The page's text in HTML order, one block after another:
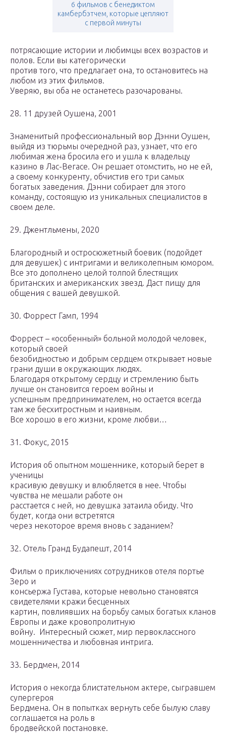
6 фильмов с бенедиктом
камбербэтчем, которые цепляют
с первой минуты
потрясающие истории и любимцы всех возрастов и
полов. Если вы категорически
против того, что предлагает она, то остановитесь на
любом из этих фильмов.
Уверяю, вы оба не останетесь разочарованы.
28. 11 друзей Оушена, 2001
Знаменитый профессиональный вор Дэнни Оушен,
выйдя из тюрьмы очередной раз, узнает, что его
любимая жена бросила его и ушла к владельцу
казино в Лас-Вегасе. Он решает отомстить, но не ей,
а своему конкуренту, обчистив его три самых
богатых заведения. Дэнни собирает для этого
команду, состоящую из уникальных специалистов в
своем деле.
29. Джентльмены, 2020
Благородный и остросюжетный боевик (подойдет
для девушек) с интригами и великолепным юмором.
Все это дополнено целой толпой блестящих
британских и американских звезд. Даст пищу для
общения с вашей девушкой.
30. Форрест Гамп, 1994
Форрест – «особенный» больной молодой человек,
который своей
безобидностью и добрым сердцем открывает новые
грани души в окружающих людях.
Благодаря открытому сердцу и стремлению быть
лучше он становится героем войны и
успешным предпринимателем, но остается всегда
там же бесхитростным и наивным.
Все хорошо в его жизни, кроме любви…
31. Фокус, 2015
История об опытном мошеннике, который берет в
ученицы
красивую девушку и влюбляется в нее. Чтобы
чувства не мешали работе он
расстается с ней, но девушка затаила обиду. Что
будет, когда они встретятся
через некоторое время вновь с заданием?
32. Отель Гранд Будапешт, 2014
Фильм о приключениях сотрудников отеля портье
Зеро и
консьержа Густава, которые невольно становятся
свидетелями кражи бесценных
картин, повлиявших на борьбу самых богатых кланов
Европы и даже кровопролитную
войну. Интересный сюжет, мир первоклассного
мошенничества и любовная интрига.
33. Бердмен, 2014
История о некогда блистательном актере, сыгравшем
супергероя
Бердмена. Он в попытках вернуть себе былую славу
соглашается на роль в
бродвейской постановке.